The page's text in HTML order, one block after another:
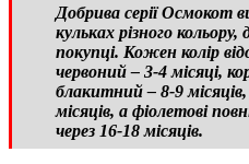
Добрива серії Осмокот
кульках різного
покупці. Кожен колір
червоний – 3-4 місяці,
блакитний – 8-9
місяців, а фіолетові
через 16-18 місяців.